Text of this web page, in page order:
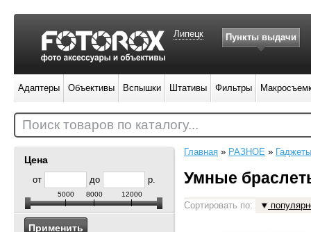
Цена
от до р.
5000 8000 12000
Главная » РАЗНОЕ » Гаджеты
Умные
Сортировать по:
Липецк Пункты выдачи
Адаптеры Объективы Вспышки Штативы Фильтры
Поиск товаров по каталогу...